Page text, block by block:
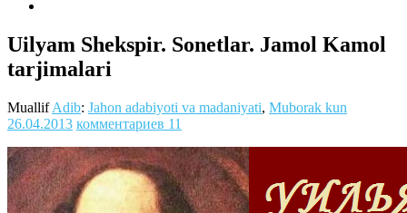
Uilyam Shekspir. Sonetlar. Jamol Kamol
tarjimalari
MuallifAdib: Jahon adabiyoti va madaniyati, Muborak kun
26.04.2013 комментариев 11